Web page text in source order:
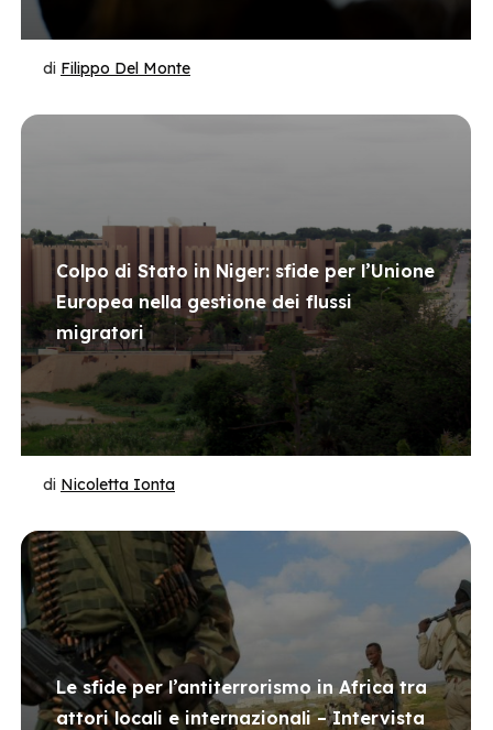
di Filippo Del Monte
Colpo di Stato in Niger: sfide per l’Unione
Europea nella gestione dei flussi
migratori
di Nicoletta Ionta
Le sfide per l’antiterrorismo in Africa tra
attori locali e internazionali – Intervista